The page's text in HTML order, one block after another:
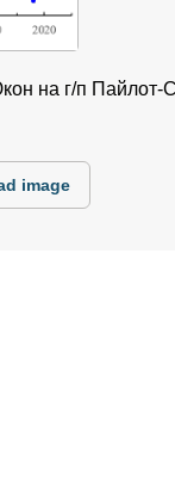
на г/п Пайлот-
image